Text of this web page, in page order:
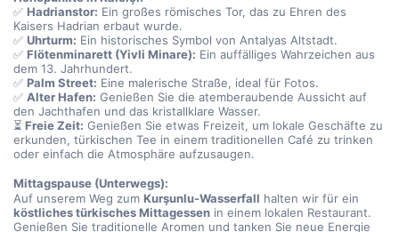
✅ Hadrianstor: Ein großes römisches Tor, das zu Ehren des
Kaisers Hadrian erbaut wurde.
✅ Uhrturm: Ein historisches Symbol von Antalyas Altstadt.
✅ Flötenminarett (Yivli Minare): Ein auffälliges Wahrzeichen aus
dem 13. Jahrhundert.
✅ Palm Street: Eine malerische Straße, ideal für Fotos.
✅ Alter Hafen: Genießen Sie die atemberaubende Aussicht auf
den Jachthafen und das kristallklare Wasser.
⏳ Freie Zeit: Genießen Sie etwas Freizeit, um lokale Geschäfte zu
erkunden, türkischen Tee in einem traditionellen Café zu trinken
oder einfach die Atmosphäre aufzusaugen.
Mittagspause (Unterwegs):
Auf unserem Weg zum Kurşunlu-Wasserfall
köstliches türkisches Mittagessen in einem lokalen Restaurant.
Genießen Sie traditionelle Aromen und tanken Sie neue Energie